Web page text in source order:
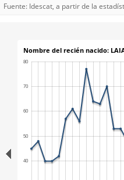
Fuente: Idescat, a partir de la